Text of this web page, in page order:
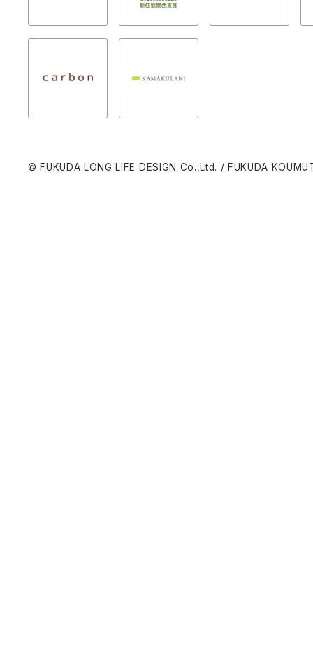
© FUKUDA LONG LIFE DESIGN Co.,Ltd. / FUKUDA